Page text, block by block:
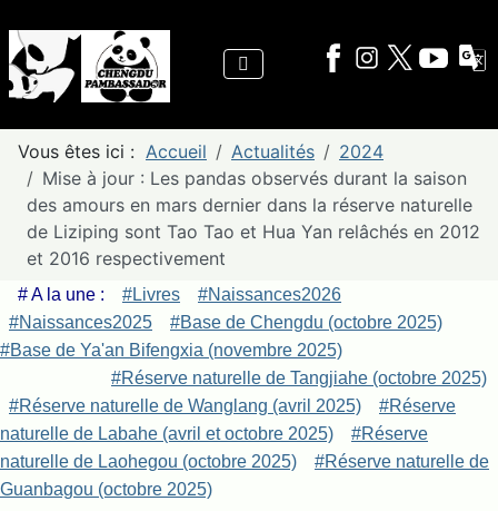
Vous êtes ici : Accueil Actualités
2024
Mise à jour : Les pandas observés durant la saison
des amours en mars dernier dans la réserve naturelle
de Liziping sont Tao Tao et Hua Yan relâchés en 2012
et 2016 respectivement
# A la une : #Livres
#Naissances2026
#Naissances2025
#Base de Chengdu (octobre 2025)
#Base de Ya'an Bifengxia (novembre 2025)
#Réserve naturelle de Tangjiahe (octobre 2025)
#Réserve naturelle de Wanglang (avril 2025)
#Réserve
naturelle de Labahe (avril et octobre 2025)
#Réserve
naturelle de Laohegou (octobre 2025)
#Réserve naturelle de
Guanbagou (octobre 2025)